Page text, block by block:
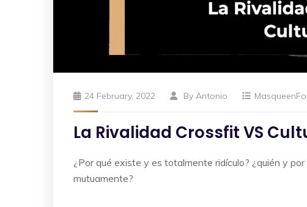
24 February, 2022 By Antonio
La Rivalidad Crossfit VS
¿Por qué existe y es totalmente ridículo? ¿quién y
mutuamente?